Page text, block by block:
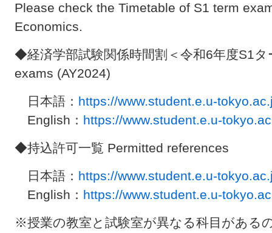
Please check the Timetable of S1 term
Economics.
◆経済学部試験関係時間割＜令和6年度S1
exams (AY2024)
⽇本語： https://www.student.e.u-
English： https://www.student.e.u-
◆持込許可⼀覧 Permitted references
⽇本語： https://www.student.e.u-
English： https://www.student.e.u-
※授業の教室と試験室が異なる科目がある